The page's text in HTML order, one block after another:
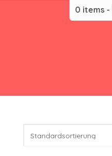
0 items -